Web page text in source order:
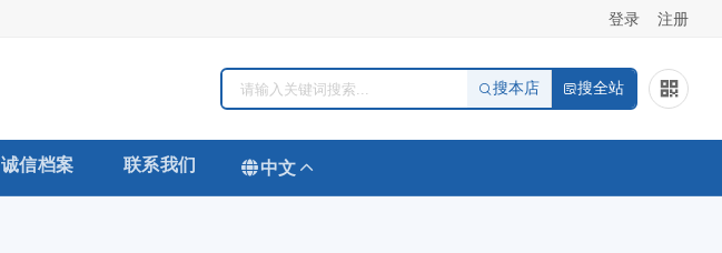
登录 注册
搜本店 搜全站
诚信档案 联系我们 中文